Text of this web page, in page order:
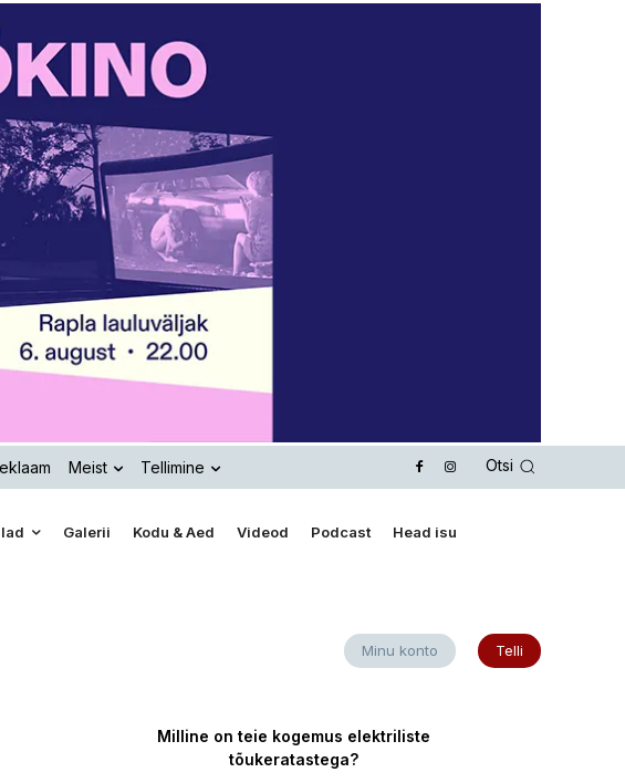
Meist Tellimine Otsi
Galerii Kodu & Aed Videod Podcast Head isu
Minu konto Telli
Milline on teie kogemus elektriliste
tõukeratastega?